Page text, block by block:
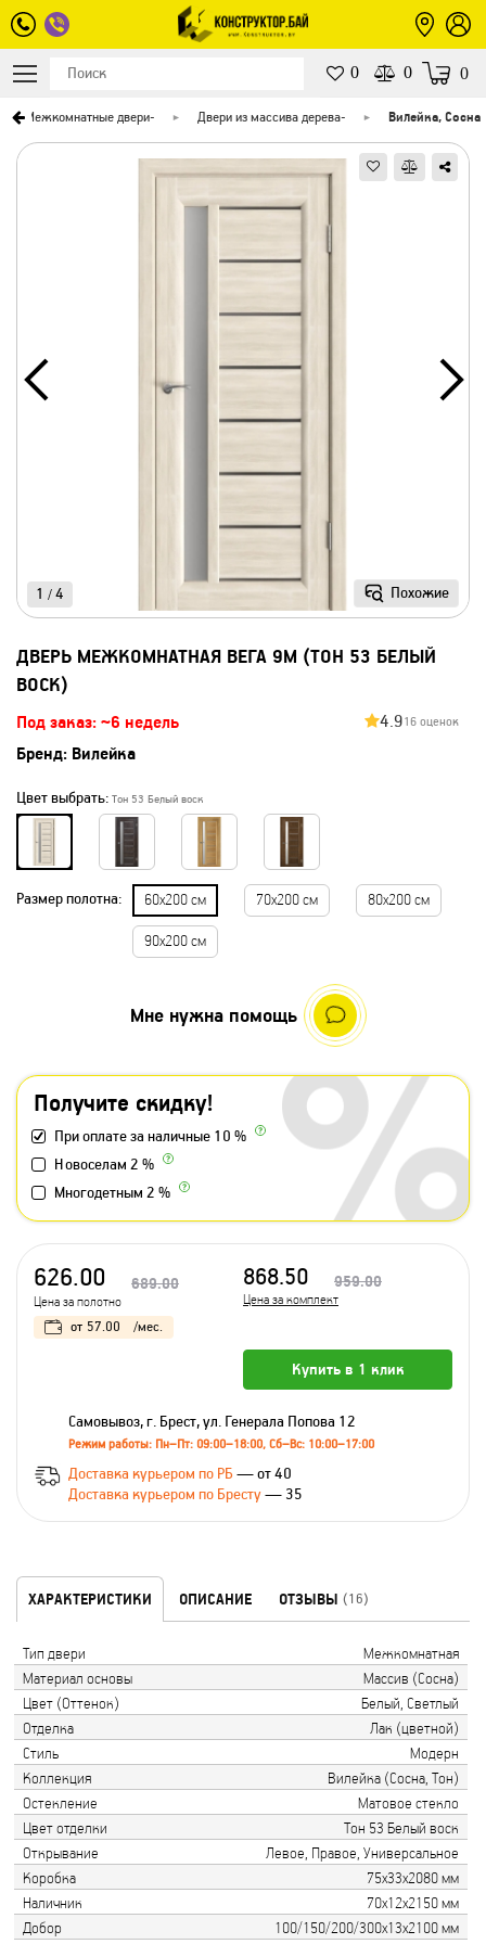
0 0 0
Межкомнатные двери- Двери из массива дерева- Вилейка, Сосна
Похожие
1 / 4
ДВЕРЬ МЕЖКОМНАТНАЯ ВЕГА 9М (ТОН 53 БЕЛЫЙ
ВОСК)
Под заказ: ~6 недель 4.916 оценок
Бренд: Вилейка
Цвет выбрать: Тон 53 Белый воск
Размер полотна: 60х200 см 70х200 см 80х200 см
90х200 см
Получите скидку!
При оплате за наличные 10 %
Новоселам 2 %
Многодетным 2 %
Мне нужна помощь
626.00 689.00
Цена за полотно
868.50 959.00
Цена за комплект
от 57.00 /мес.
Купить в 1 клик
Самовывоз, г. Брест, ул. Генерала Попова 12
Режим работы: Пн–Пт: 09:00–18:00, Сб–Вс: 10:00–17:00
Доставка курьером по РБ — от 40
Доставка курьером по Бресту— 35
ХАРАКТЕРИСТИКИ ОПИСАНИЕ ОТЗЫВЫ (16)
Тип двери
Межкомнатная
Материал основы
Массив (Сосна)
Цвет (Оттенок)
Белый, Светлый
Отделка
Лак (цветной)
Стиль
Модерн
Коллекция
Вилейка (Сосна, Тон)
Остекление
Матовое стекло
Цвет отделки
Тон 53 Белый воск
Открывание
Левое, Правое, Универсальное
Коробка
75х33х2080 мм
Наличник
70х12х2150 мм
Добор
100/150/200/300х13х2100 мм